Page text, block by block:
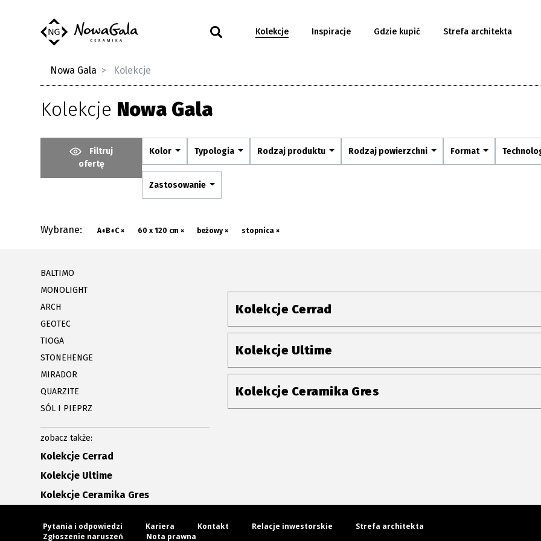
Kolekcje Inspiracje Gdzie kupić Strefa architekta
Nowa Gala Kolekcje
Kolekcje Nowa Gala
Filtruj
ofertę
Kolor Typologia Rodzaj produktu Rodzaj powierzchni Format
Zastosowanie
Wybrane: A+B+C × 60 x 120 cm × beżowy × stopnica ×
BALTIMO
MONOLIGHT
ARCH
GEOTEC
TIOGA
STONEHENGE
MIRADOR
QUARZITE
SÓL I PIEPRZ
zobacz także:
Kolekcje Cerrad
Kolekcje Ultime
Kolekcje Ceramika Gres
Kolekcje Cerrad
Kolekcje Ultime
Kolekcje Ceramika Gres
Pytania i odpowiedzi Kariera Kontakt Relacje inwestorskie
Strefa architekta
Zgłoszenie naruszeń
Nota prawna